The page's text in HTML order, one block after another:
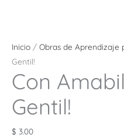
Inicio / Obras de Aprendizaje
Gentil!
Con
Gentil!
$ 3.00